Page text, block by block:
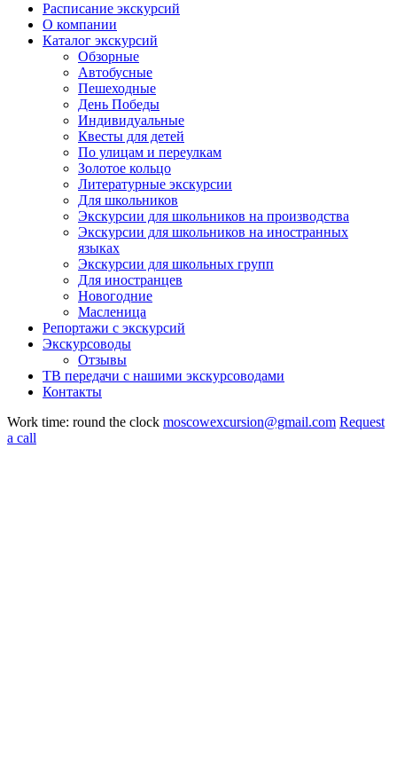
Расписание экскурсий
О компании
Каталог экскурсий
Обзорные
Автобусные
Пешеходные
День Победы
Индивидуальные
Квесты для детей
По улицам и переулкам
Золотое кольцо
Литературные экскурсии
Для школьников
Экскурсии для школьников на производства
Экскурсии для школьников на иностранных
языках
Экскурсии для школьных групп
Для иностранцев
Новогодние
Масленица
Репортажи с экскурсий
Экскурсоводы
Отзывы
ТВ передачи с нашими экскурсоводами
Контакты
Work time: round the clock moscowexcursion@gmail.com Request
a call